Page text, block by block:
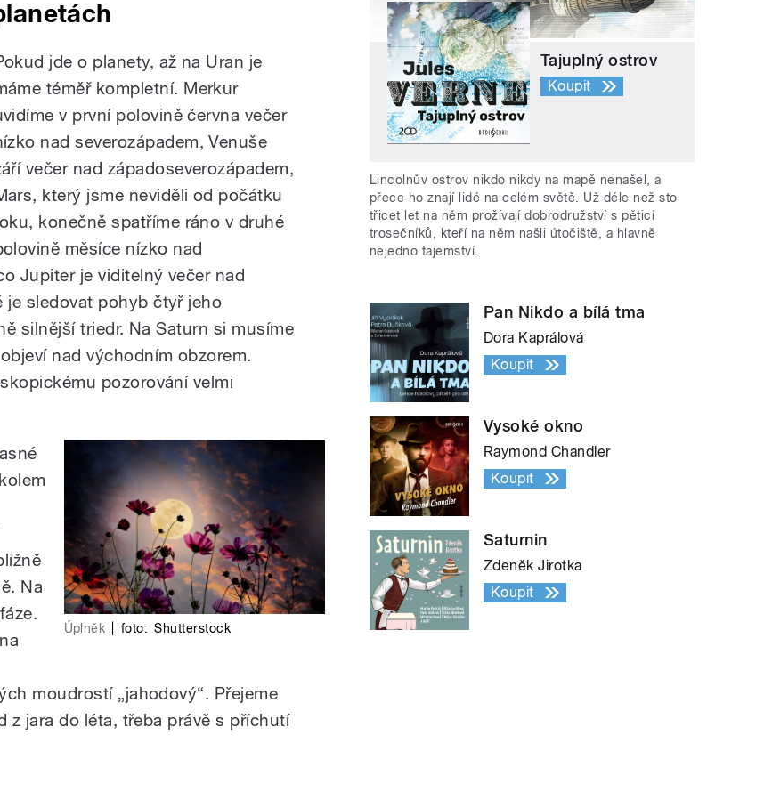
jde o planety, až na Uran je
téměř kompletní. Merkur
v první polovině června večer
nad severozápadem, Venuše
večer nad západoseverozápadem,
který jsme neviděli od počátku
konečně spatříme ráno v druhé
měsíce nízko nad
Jupiter je viditelný večer nad
je sledovat pohyb čtyř jeho
silnější triedr. Na Saturn si musíme
nad východním obzorem.
pozorování velmi
Úplněk foto: Shutterstock
Na
moudrostí „jahodový“. Přejeme
jara do léta, třeba právě s příchutí
Tajuplný ostrov
Koupit
Lincolnův ostrov nikdo nikdy na mapě nenašel, a
přece ho znají lidé na celém světě. Už déle než sto
třicet let na něm prožívají dobrodružství s pěticí
trosečníků, kteří na něm našli útočiště, a hlavně
nejedno tajemství.
Pan Nikdo a bílá tma
Dora Kaprálová
Koupit
Vysoké okno
Raymond Chandler
Koupit
Saturnin
Zdeněk Jirotka
Koupit